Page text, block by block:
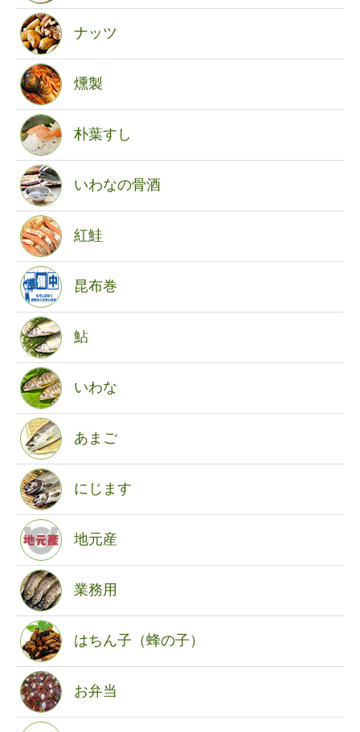
ナッツ
燻製
朴葉すし
いわなの骨酒
紅鮭
昆布巻
鮎
いわな
あまご
にじます
地元産
業務用
はちん子（蜂の子）
お弁当